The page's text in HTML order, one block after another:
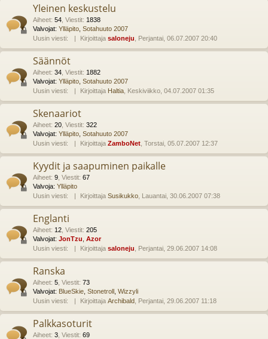
ee
Yleinen keskustelu
Aiheet: 54 Viestit: 1838
Valvojat: Ylläpito Sotahuuto 2007
Uusin viesti:
Kirjoittaja saloneju , Perjantai, 06.07.2007 20:40
Säännöt
Aiheet: 34 Viestit: 1882
Valvojat: Ylläpito Sotahuuto 2007
Uusin viesti:
Kirjoittaja Haltia , Keskiviikko, 04.07.2007 01:35
Skenaariot
Aiheet: 20 Viestit: 322
Valvojat: Ylläpito Sotahuuto 2007
Uusin viesti:
Kirjoittaja ZamboNet , Torstai, 05.07.2007 12:37
Kyydit ja saapuminen paikalle
Aiheet: 9 Viestit: 67
Valvoja: Ylläpito
Uusin viesti:
Kirjoittaja Susikukko , Lauantai, 30.06.2007 07:38
Englanti
Aiheet: 12 Viestit: 205
Valvojat: JonTzu Azor
Uusin viesti:
Kirjoittaja saloneju , Perjantai, 29.06.2007 14:08
Ranska
Aiheet: 5 Viestit: 73
Valvojat: BlueSkie Stonetroll Wizzyli
Uusin viesti:
Kirjoittaja Archibald , Perjantai, 29.06.2007 11:18
Palkkasoturit
Aiheet: 3 Viestit: 69